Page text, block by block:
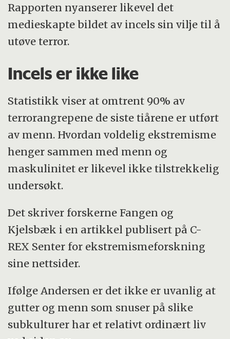
Rapporten nyanserer likevel det
medieskapte bildet av incels sin vilje til å
utøve terror.
Incels er ikke like
Statistikk viser at omtrent 90% av
terrorangrepene de siste tiårene er utført
av menn. Hvordan voldelig ekstremisme
henger sammen med menn og
maskulinitet er likevel ikke tilstrekkelig
undersøkt.
Det skriver forskerne Fangen og
Kjelsbæk i en artikkel publisert på C-
REX Senter for ekstremismeforskning
sine nettsider.
Ifølge Andersen er det ikke er uvanlig at
gutter og menn som snuser på slike
subkulturer har et relativt ordinært liv